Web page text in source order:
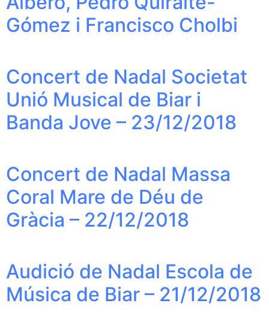
Gómez i Francisco Cholbi
Concert de Nadal Societat
Unió Musical de Biar i
Banda Jove – 23/12/2018
Concert de Nadal Massa
Coral Mare de Déu de
Gràcia – 22/12/2018
Audició de Nadal Escola de
Música de Biar – 21/12/2018